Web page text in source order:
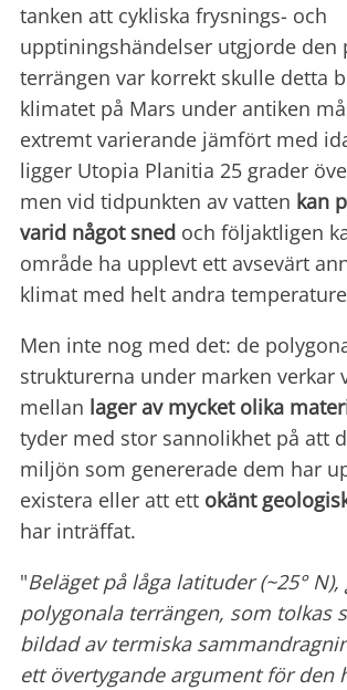
tanken att cykliska frysnings- och
upptiningshändelser utgjorde den
terrängen var korrekt skulle detta
klimatet på Mars under antiken
extremt varierande jämfört med
ligger Utopia Planitia 25 grader
men vid tidpunkten av vatten kan
varid något sned och följaktligen
område ha upplevt ett avsevärt
klimat med helt andra
Men inte nog med det: de
strukturerna under marken verkar
mellan lager av mycket olika
tyder med stor sannolikhet på att
miljön som genererade dem har
existera eller att ett okänt
har inträffat.
"Beläget på låga latituder (~25° N),
polygonala terrängen, som tolkas
bildad av termiska
ett övertygande argument för den